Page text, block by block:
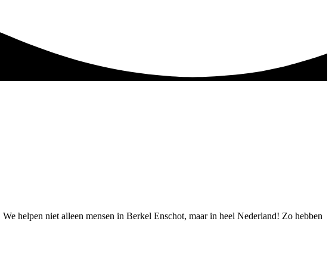
helpen niet alleen mensen in Berkel Enschot, maar in heel Nederland! Zo hebben